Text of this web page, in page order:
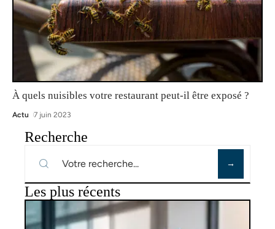
À quels nuisibles votre restaurant peut-il être exposé ?
Actu 7 juin 2023
Recherche
Les plus récents